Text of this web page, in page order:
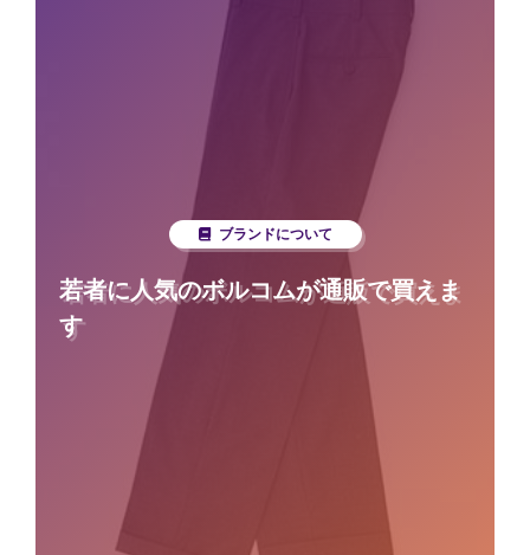
ブランドについて
若者に人気のボルコムが通販で買えま
す